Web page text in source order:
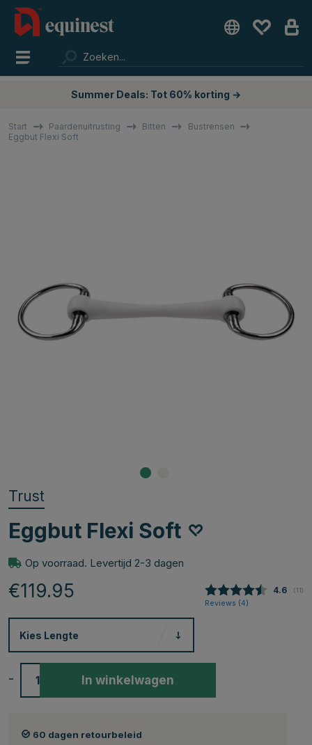
Summer Deals: Tot 60% korting →
Start Paardenuitrusting Bitten
Bustrensen
Eggbut Flexi Soft
Trust
Eggbut Flexi Soft
Op voorraad. Levertijd 2-3 dagen
€119.95 4.6 (11)
Reviews (4)
Kies Lengte
- In winkelwagen
60 dagen retourbeleid